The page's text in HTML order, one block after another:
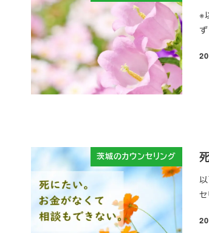
※
投
茨城のカウンセリング
投